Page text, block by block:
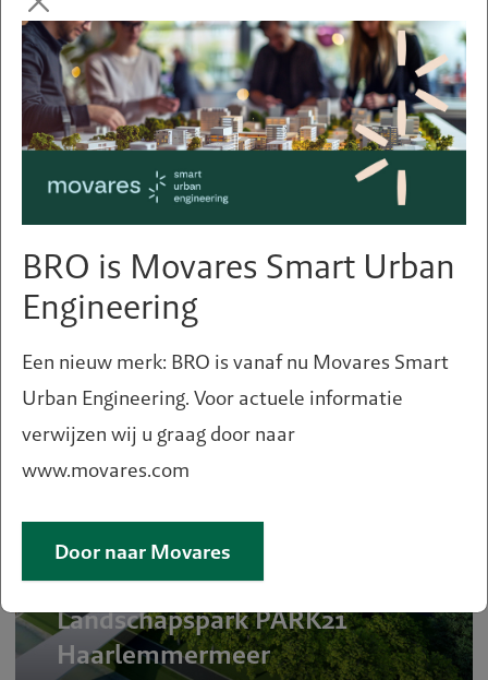
Ruimtelijke visie voor de Van
Tetslaan in Zeist
Landschapspark PARK21
Haarlemmermeer
BRO is Movares Smart Urban
Engineering
Een nieuw merk: BRO is vanaf nu Movares Smart
Urban Engineering. Voor actuele informatie
verwijzen wij u graag door naar
www.movares.com
Door naar Movares